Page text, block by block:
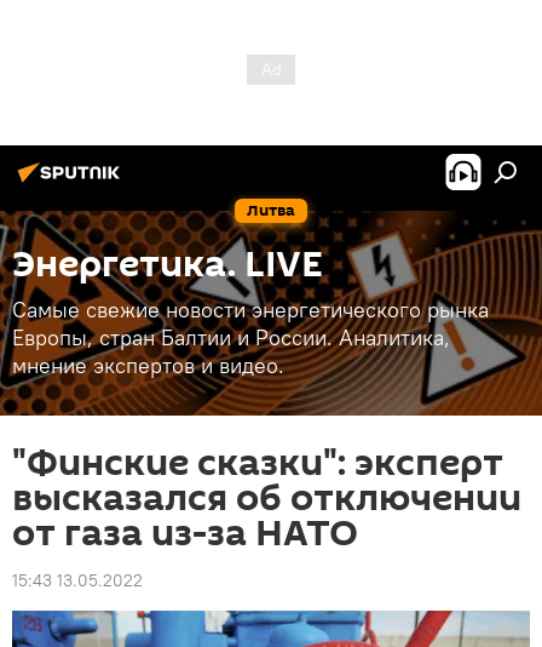
Литва
Энергетика. LIVE
Самые свежие новости энергетического рынка
Европы, стран Балтии и России. Аналитика,
мнение экспертов и видео.
"Финские сказки": эксперт
высказался об отключении
от газа из-за НАТО
15:43 13.05.2022